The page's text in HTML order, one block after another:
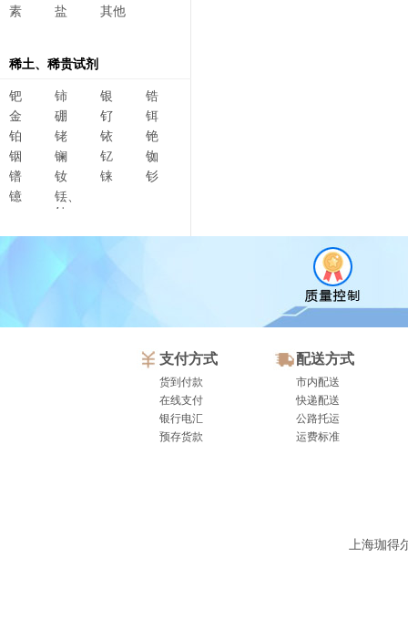
素
盐 其他
稀土、稀贵试剂
钯 铈 银
锆
金
硼 钌
铒
铂
铑 铱
铯
铟
镧 钇
铷
镨
钕 铼
钐
镱
铥、
钆、
支付方式
货到付款
在线支付
银行电汇
预存货款
配送方式
市内配送
快递配送
公路托运
运费标准
上海珈得